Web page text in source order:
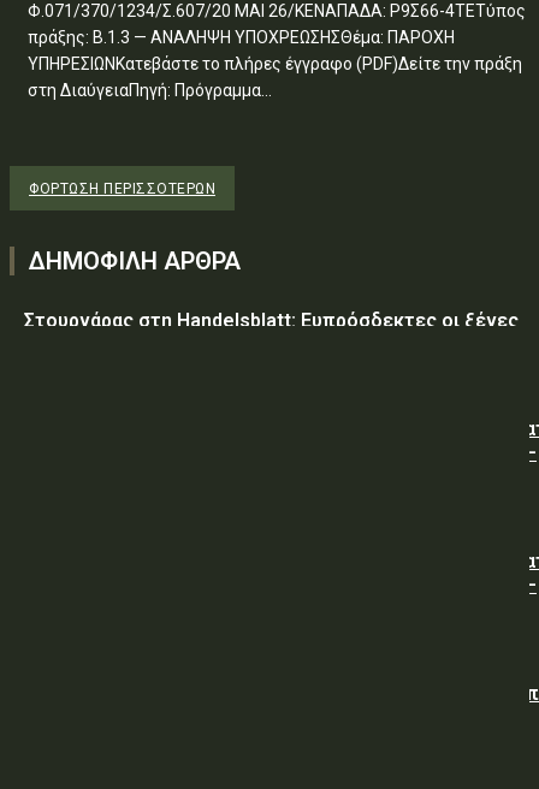
Φ.071/370/1234/Σ.607/20 ΜΑΙ 26/ΚΕΝΑΠΑΔΑ: Ρ9Σ66-4ΤΕΤύπος
πράξης: Β.1.3 — ΑΝΑΛΗΨΗ ΥΠΟΧΡΕΩΣΗΣΘέμα: ΠΑΡΟΧΗ
ΥΠΗΡΕΣΙΩΝΚατεβάστε το πλήρες έγγραφο (PDF)Δείτε την πράξη
στη ΔιαύγειαΠηγή: Πρόγραμμα...
ΦΌΡΤΩΣΗ ΠΕΡΙΣΣΟΤΈΡΩΝ
ΔΗΜΟΦΙΛΗ ΑΡΘΡΑ
Στουρνάρας στη Handelsblatt: Ευπρόσδεκτες οι ξένες
ΥΠ.ΠΡΟ.ΠΟ.: « Προσωρινές κυκλοφοριακές ρυθμίσεις
τον 7ο Λαϊκό Αγώνα Δρόμου φράγμα Λίμνης Πλαστήρα –
ΥΠ.ΠΡΟ.ΠΟ.: « Προσωρινές κυκλοφοριακές ρυθμίσεις
τον 7ο Λαϊκό Αγώνα Δρόμου φράγμα Λίμνης Πλαστήρα –
ΥΠΕΘΑ: Διενέργεια Διαγωνισμού για την Προμήθεια